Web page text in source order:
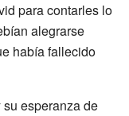
para contarles lo
alegrarse
había fallecido
esperanza de